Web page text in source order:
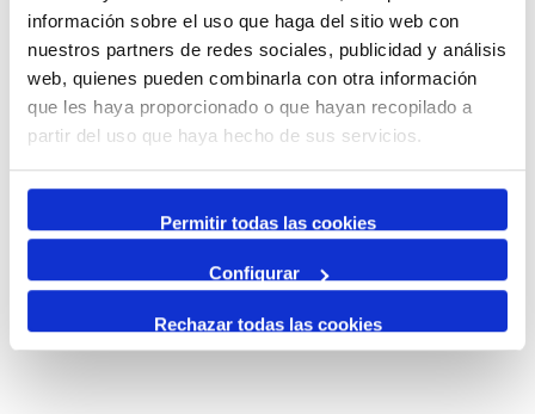
información sobre el uso que haga del sitio web con
nuestros partners de redes sociales, publicidad y análisis
web, quienes pueden combinarla con otra información
que les haya proporcionado o que hayan recopilado a
partir del uso que haya hecho de sus servicios.
Permitir todas las cookies
Configurar
Rechazar todas las cookies
Mensual
Ir al mes específico
Día Anterior
Siguiente Día